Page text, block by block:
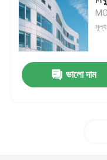
স্পেস ফ্রেম নোড
অ্যালুমিনিয়াম পর্দা প্রাচীর
ভালো দাম